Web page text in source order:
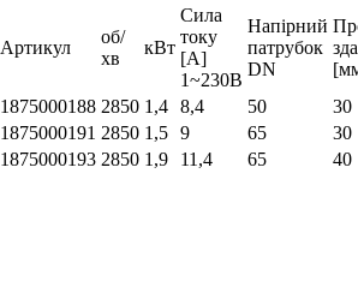
Артикул
об/
хв
кВт
Сила
току
[A]
1~230В
Напірний
патрубок
DN
1875000188 2850 1,4 8,4 50
30
1875000191 2850 1,5 9 65
30
1875000193 2850 1,9 11,4 65 40